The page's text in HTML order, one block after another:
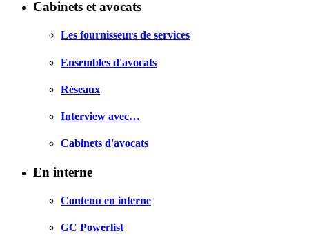
Cabinets et avocats
Les fournisseurs de services
Ensembles d'avocats
Réseaux
Interview avec…
Cabinets d'avocats
En interne
Contenu en interne
GC Powerlist